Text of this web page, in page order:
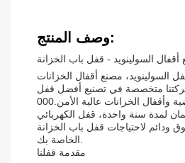
وصف المنتج:
أقفال السولينويد - قفل باب الخزانة
السولينويد، مصنع أقفال الخزانات
شركتنا متخصصة في تصنيع أفضل قفل
لخزانات الصالة الرياضية وأقفال الخزانات عالية الأمن.000
لمدة سنة واحدة، قفل الكهربائي
ودائم لاحتياجات قفل باب الخزانة
الخاصة بك.
مقدمة قفلنا